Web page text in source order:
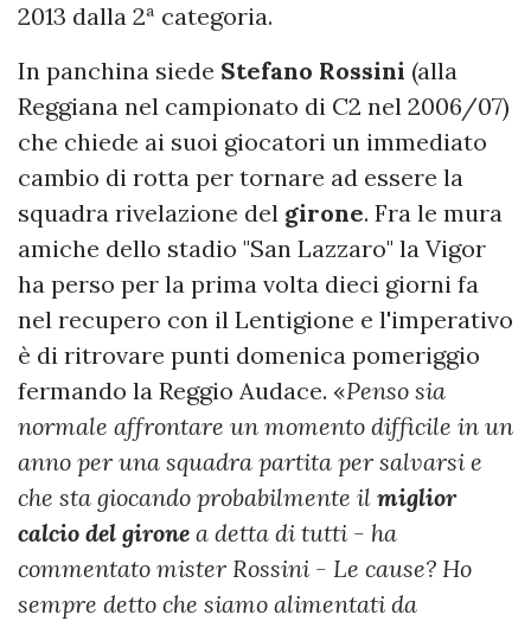
2013 dalla 2ª categoria.
In panchina siede Stefano Rossini (alla
Reggiana nel campionato di C2 nel 2006/07)
che chiede ai suoi giocatori un immediato
cambio di rotta per tornare ad essere la
squadra rivelazione del girone. Fra le mura
amiche dello stadio "San Lazzaro" la Vigor
ha perso per la prima volta dieci giorni fa
nel recupero con il Lentigione e l'imperativo
è di ritrovare punti domenica pomeriggio
fermando la Reggio Audace. «Penso sia
normale affrontare un momento difficile in un
anno per una squadra partita per salvarsi e
che sta giocando probabilmente il miglior
calcio del girone a detta di tutti - ha
commentato mister Rossini - Le cause? Ho
sempre detto che siamo alimentati da